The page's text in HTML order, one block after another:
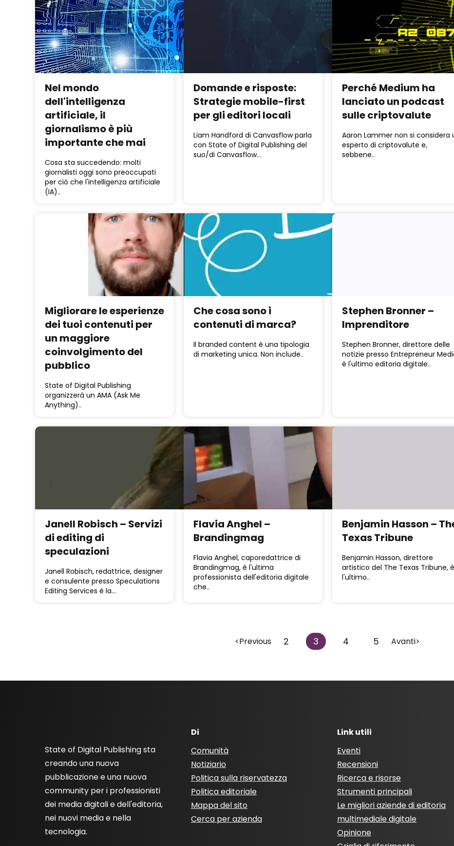
Nel mondo
dell'intelligenza
artificiale, il
giornalismo è più
importante che mai
Cosa sta succedendo: molti
giornalisti oggi sono preoccupati
per ciò che l'intelligenza artificiale
(IA)..
Domande e risposte:
Strategie mobile-first
per gli editori locali
Liam Handford di Canvasflow parla
con State of Digital Publishing del
suo/di Canvasflow…
Perché Medium ha
lanciato un podcast
sulle criptovalute
Aaron Lammer non si considera
esperto di criptovalute e,
sebbene..
Migliorare le esperienze
dei tuoi contenuti per
un maggiore
coinvolgimento del
pubblico
State of Digital Publishing
organizzerà un AMA (Ask Me
Anything)..
Che cosa sono i
contenuti di marca?
Il branded content è una tipologia
di marketing unica. Non include..
Stephen Bronner –
Imprenditore
Stephen Bronner, direttore delle
notizie presso Entrepreneur
è l'ultimo editoria digitale..
Janell Robisch – Servizi
di editing di
speculazioni
Janell Robisch, redattrice, designer
e consulente presso Speculations
Editing Services è la…
Flavia Anghel –
Brandingmag
Flavia Anghel, caporedattrice di
Brandingmag, è l'ultima
professionista dell'editoria digitale
che..
Benjamin Hasson –
Texas Tribune
Benjamin Hasson, direttore
artistico del The Texas Tribune, è
l'ultimo..
<Previous 2 3 4 5 Avanti>
State of Digital Publishing sta
creando una nuova
pubblicazione e una nuova
community per i professionisti
dei media digitali e dell'editoria,
nei nuovi media e nella
tecnologia.
Di
Comunità
Notiziario
Politica sulla riservatezza
Politica editoriale
Mappa del sito
Cerca per azienda
Link utili
Eventi
Recensioni
Ricerca e risorse
Strumenti principali
Le migliori aziende di editoria
multimediale digitale
Opinione